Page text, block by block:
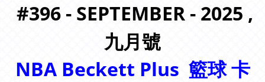
#396 - SEPTEMBER - 2025 ,
九月號
NBA Beckett Plus 籃球 卡